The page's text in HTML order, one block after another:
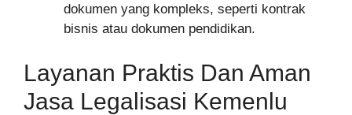
dokumen yang kompleks, seperti kontrak
bisnis atau dokumen pendidikan.
Layanan Praktis Dan Aman
Jasa Legalisasi Kemenlu